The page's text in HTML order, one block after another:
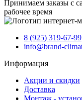
Принимаем заказы с
рабочее время
8 (925) 319-67-99
info@brand-
Информация
Акции и скидки
Доставка
Монтаж -